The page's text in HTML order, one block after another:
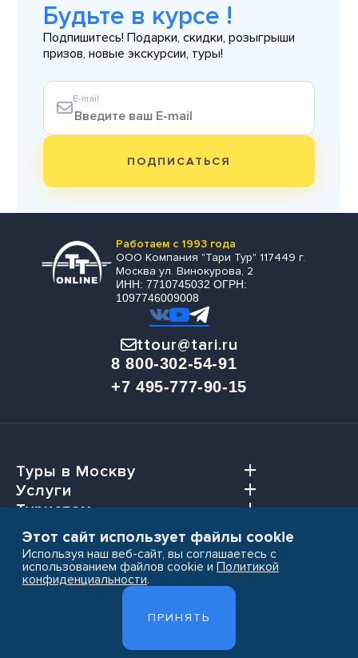
Будьте в курсе !
Подпишитесь! Подарки, скидки, розыгрыши
призов, новые экскурсии, туры!
E-mail
ПОДПИСАТЬСЯ
Работаем с 1993 года
ООО Компания "Тари Тур" 117449 г.
Москва ул. Винокурова, 2
ИНН: 7710745032 ОГРН:
1097746009008
ttour@tari.ru
8 800-302-54-91
+7 495-777-90-15
Туры в Москву
Услуги
Туристам
Агентствам
Политика конфиденциальности
Этот сайт использует файлы cookie
Используя наш веб-сайт, вы соглашаетесь с
использованием файлов cookie и Политикой
конфиденциальности.
ПРИНЯТЬ